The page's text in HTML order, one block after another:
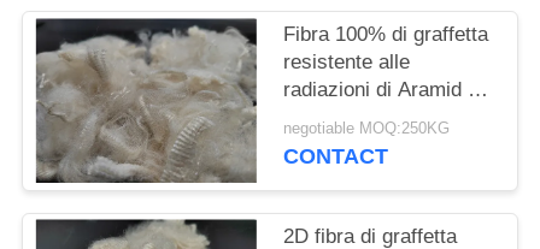
Fibra 100% di graffetta
resistente alle
radiazioni di Aramid 2D
51MM
negotiable MOQ:250KG
CONTACT
2D fibra di graffetta